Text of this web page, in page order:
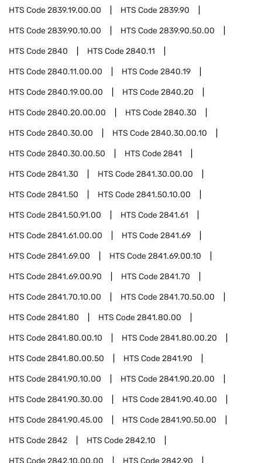
HTS Code2839.19.00.00 HTS Code2839.90
HTS Code2839.90.10.00 HTS Code2839.90.50.00
HTS Code2840 HTS Code2840.11
HTS Code2840.11.00.00 HTS Code2840.19
HTS Code2840.19.00.00 HTS Code2840.20
HTS Code2840.20.00.00 HTS Code2840.30
HTS Code2840.30.00 HTS Code2840.30.00.10
HTS Code2840.30.00.50 HTS Code2841
HTS Code2841.30 HTS Code2841.30.00.00
HTS Code2841.50 HTS Code2841.50.10.00
HTS Code2841.50.91.00 HTS Code2841.61
HTS Code2841.61.00.00 HTS Code2841.69
HTS Code2841.69.00 HTS Code2841.69.00.10
HTS Code2841.69.00.90 HTS Code2841.70
HTS Code2841.70.10.00 HTS Code2841.70.50.00
HTS Code2841.80 HTS Code2841.80.00
HTS Code2841.80.00.10 HTS Code2841.80.00.20
HTS Code2841.80.00.50 HTS Code2841.90
HTS Code2841.90.10.00 HTS Code2841.90.20.00
HTS Code2841.90.30.00 HTS Code2841.90.40.00
HTS Code2841.90.45.00 HTS Code2841.90.50.00
HTS Code2842 HTS Code2842.10
HTS Code2842.10.00.00 HTS Code2842.90